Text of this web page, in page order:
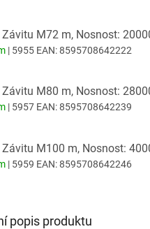
Závitu M72 m, Nosnost:
| 5955 EAN:8595708642222
Závitu M80 m, Nosnost:
| 5957 EAN:8595708642239
Závitu M100 m, Nosnost:
| 5959 EAN:8595708642246
popis produktu